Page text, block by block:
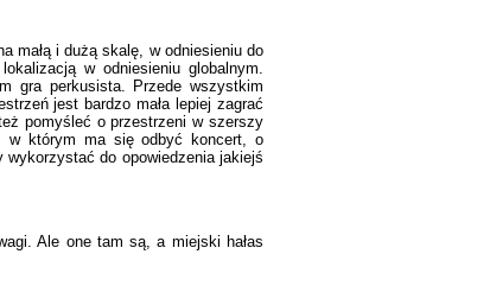
małą i dużą skalę, w odniesieniu do
w odniesieniu globalnym.
gra perkusista. Przede wszystkim
jest bardzo mała lepiej zagrać
pomyśleć o przestrzeni w szerszy
w którym ma się odbyć koncert, o
do opowiedzenia jakiejś
Ale one tam są, a miejski hałas